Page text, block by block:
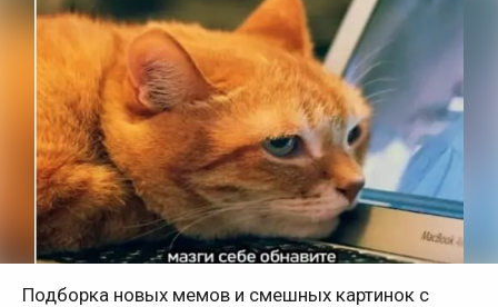
Подборка новых мемов и смешных картинок с